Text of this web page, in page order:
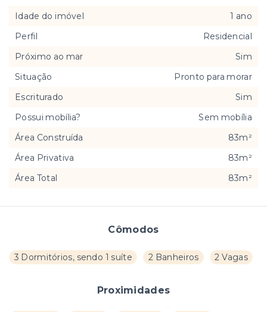
Cômodos
3 Dormitórios, sendo 1 suíte 2 Banheiros 2 Vagas
Proximidades
Idade do imóvel
1 ano
Perfil
Residencial
Próximo ao mar
Sim
Situação
Pronto para morar
Escriturado
Sim
Possui mobília?
Sem mobília
Área Construída
83m²
Área Privativa
83m²
Área Total
83m²